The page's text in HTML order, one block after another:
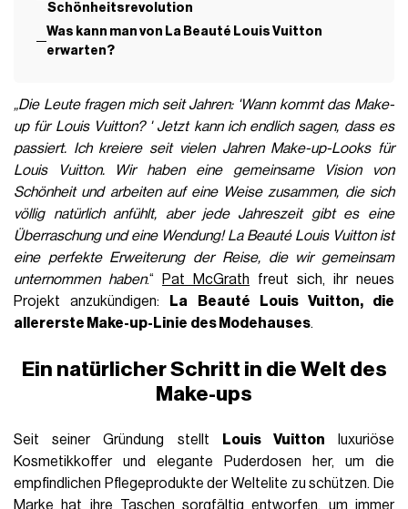
Schönheitsrevolution
Was kann man von La Beauté Louis Vuitton
erwarten?
„Die Leute fragen mich seit Jahren: 'Wann kommt das Make-
up für Louis Vuitton? ' Jetzt kann ich endlich sagen, dass es
passiert. Ich kreiere seit vielen Jahren Make-up-Looks für
Louis Vuitton. Wir haben eine gemeinsame Vision von
Schönheit und arbeiten auf eine Weise zusammen, die sich
völlig natürlich anfühlt, aber jede Jahreszeit gibt es eine
Überraschung und eine Wendung! La Beauté Louis Vuitton ist
eine perfekte Erweiterung der Reise, die wir gemeinsam
unternommen haben.“ Pat McGrath freut sich, ihr neues
Projekt anzukündigen:
La Beauté Louis Vuitton, die
allererste Make-up-Linie des Modehauses.
Ein natürlicher Schritt in die Welt des
Make-ups
Seit seiner Gründung stellt Louis Vuitton luxuriöse
Kosmetikkoffer und elegante Puderdosen her, um die
empfindlichen Pflegeprodukte der Weltelite zu schützen. Die
Marke hat ihre Taschen sorgfältig entworfen, um immer